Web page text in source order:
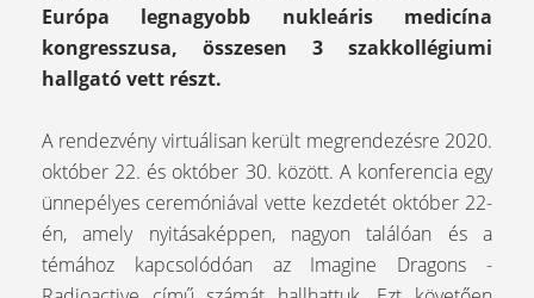
Európa legnagyobb nukleáris medicína
kongresszusa, összesen 3 szakkollégiumi
hallgató vett részt.
A rendezvény virtuálisan került megrendezésre 2020.
október 22. és október 30. között. A konferencia egy
ünnepélyes ceremóniával vette kezdetét október 22-
én, amely nyitásaképpen, nagyon találóan és a
témához kapcsolódóan az Imagine Dragons -